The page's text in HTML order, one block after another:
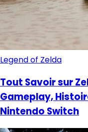
Legend of Zelda
Tout Savoir sur
Gameplay,
Nintendo Switch